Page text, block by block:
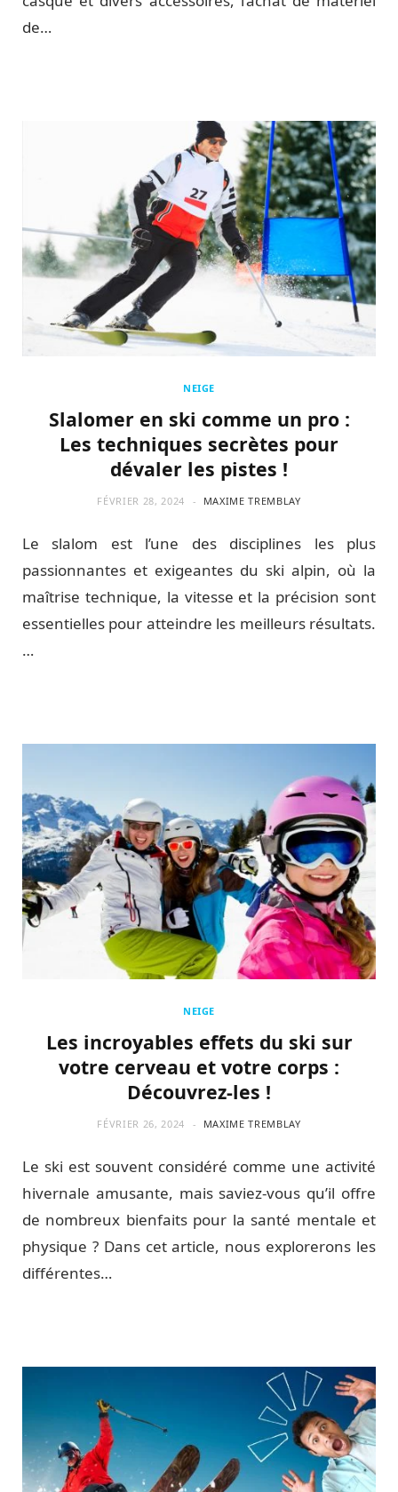
de…
NEIGE
Slalomer en ski comme un pro :
Les techniques secrètes pour
dévaler les pistes !
FÉVRIER 28, 2024 MAXIME TREMBLAY
Le slalom est l’une des disciplines les plus
passionnantes et exigeantes du ski alpin, où la
maîtrise technique, la vitesse et la précision sont
essentielles pour atteindre les meilleurs résultats.
…
NEIGE
Les incroyables effets du ski sur
votre cerveau et votre corps :
Découvrez-les !
FÉVRIER 26, 2024 MAXIME TREMBLAY
Le ski est souvent considéré comme une activité
hivernale amusante, mais saviez-vous qu’il offre
de nombreux bienfaits pour la santé mentale et
physique ? Dans cet article, nous explorerons les
différentes…